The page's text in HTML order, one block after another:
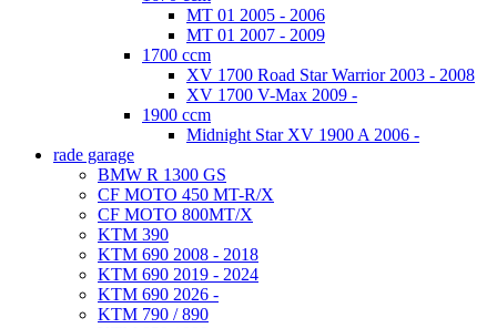
MT 01 2005 - 2006
MT 01 2007 - 2009
1700 ccm
XV 1700 Road Star Warrior 2003 - 2008
XV 1700 V-Max 2009 -
1900 ccm
Midnight Star XV 1900 A 2006 -
rade garage
BMW R 1300 GS
CF MOTO 450 MT-R/X
CF MOTO 800MT/X
KTM 390
KTM 690 2008 - 2018
KTM 690 2019 - 2024
KTM 690 2026 -
KTM 790 / 890